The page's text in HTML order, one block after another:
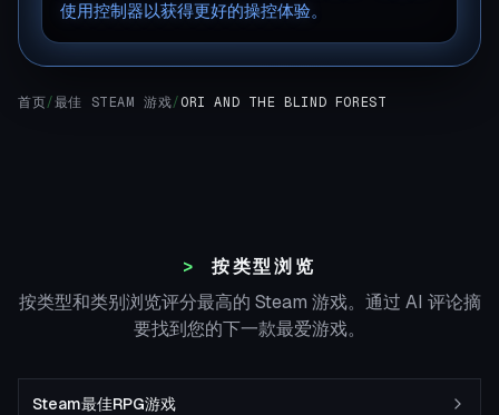
使用控制器以获得更好的操控体验。
首页/最佳 STEAM 游戏/ ORI AND THE BLIND FOREST
按类型浏览
按类型和类别浏览评分最高的 Steam 游戏。通过 AI 评论摘
要找到您的下一款最爱游戏。
Steam最佳RPG游戏